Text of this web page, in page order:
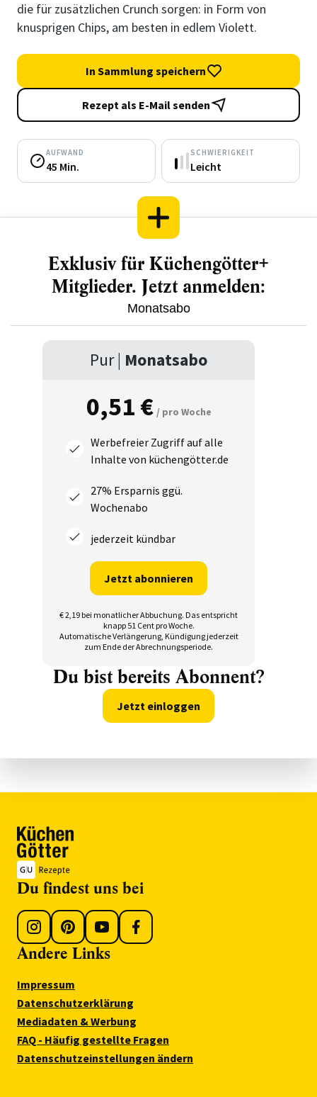
die für zusätzlichen Crunch sorgen: in Form von
knusprigen Chips, am besten in edlem Violett.
In Sammlung speichern
Rezept als E-Mail senden
AUFWAND
45 Min.
SCHWIERIGKEIT
Leicht
Exklusiv für Küchengötter+
Mitglieder. Jetzt anmelden:
Monatsabo
Pur | Monatsabo
0,51 € / pro Woche
Werbefreier Zugriff auf alle
Inhalte von küchengötter.de
27% Ersparnis ggü.
Wochenabo
jederzeit kündbar
Jetzt abonnieren
€ 2,19 bei monatlicher Abbuchung. Das entspricht
knapp 51 Cent pro Woche.
Automatische Verlängerung, Kündigung jederzeit
zum Ende der Abrechnungsperiode.
Du bist bereits Abonnent?
Jetzt einloggen
Du findest uns bei
Andere Links
Impressum
Datenschutzerklärung
Mediadaten & Werbung
FAQ - Häufig gestellte Fragen
Datenschutzeinstellungen ändern